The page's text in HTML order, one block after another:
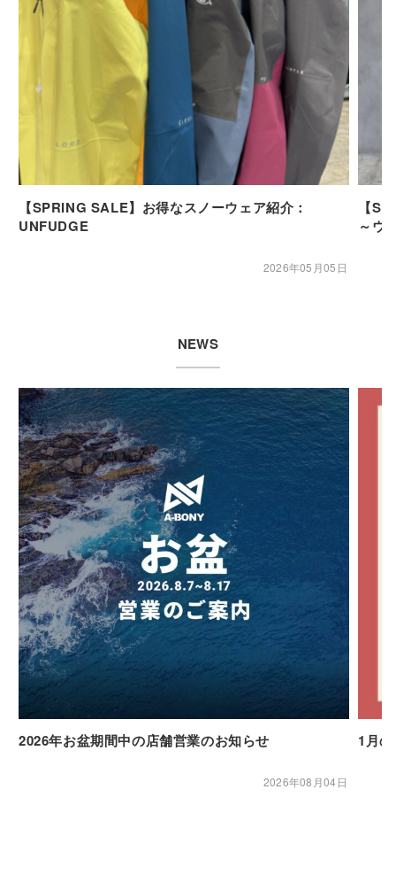
【SPRING SALE】お得なスノーウェア紹介：
UNFUDGE
2026年05月05日
【
～ウ
NEWS
2026年お盆期間中の店舗営業のお知らせ
2026年08月04日
1月